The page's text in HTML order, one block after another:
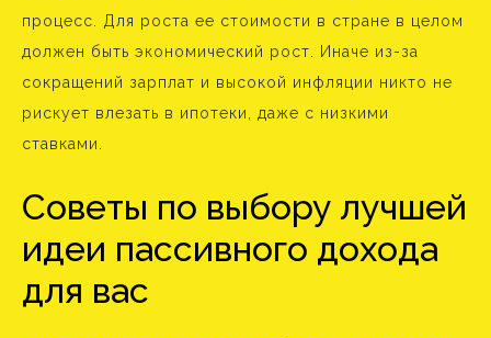
процесс. Для роста ее стоимости в стране в целом
должен быть экономический рост. Иначе из-за
сокращений зарплат и высокой инфляции никто не
рискует влезать в ипотеки, даже с низкими
ставками.
Советы по выбору лучшей
идеи пассивного дохода
для вас